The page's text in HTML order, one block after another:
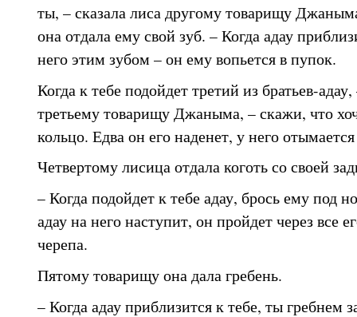
ты, – сказала лиса другому товарищу
она отдала ему свой зуб. – Когда адау
него этим зубом – он ему вопьется в пупок.
Когда к тебе подойдет третий из братьев-
третьему товарищу Джаныма, – скажи, что
кольцо. Едва он его наденет, у него
Четвертому лисица отдала коготь со своей
– Когда подойдет к тебе адау, брось ему под
адау на него наступит, он пройдет через все
черепа.
Пятому товарищу она дала гребень.
– Когда адау приблизится к тебе, ты гребнем